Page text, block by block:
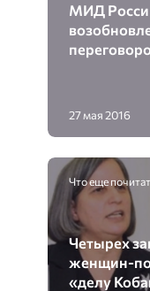
МИД
27 мая 2016
Что еще
Четырех
женщин-
«делу